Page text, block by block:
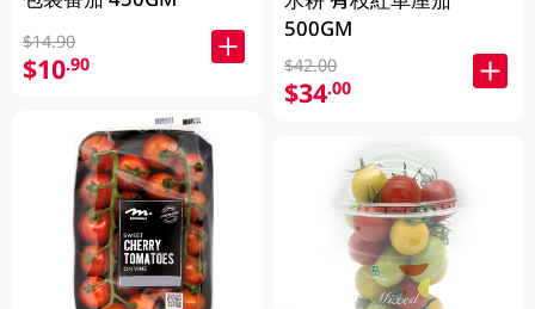
$14.90
$10.90
500GM
$42.00
$34.00